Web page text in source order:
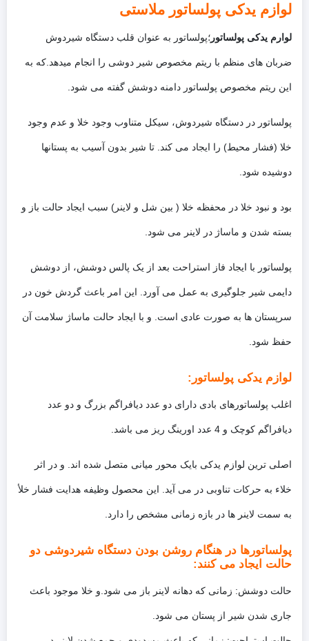
لوازم یدکی پولساتور ملاستی
لوارم یدکی پولساتور ؛پولساتور به عنوان قلب دستگاه شیردوش
ضربان های منظم با ریتم مخصوص شیر دوشی را انجام میدهد.که به
این ریتم مخصوص پولساتور دامنه دوشش گفته می شود.
پولساتور در دستگاه شیردوش، سیکل متناوب وجود خلا و عدم وجود
خلا (فشار محیط) را ایجاد می کند. تا شیر بدون آسیب به پستانها
دوشیده شود.
بود و نبود خلا در محفظه خلا ( بین شل و لاینر) سبب ایجاد حالت باز و
بسته شدن و ماساژ در لاینر می شود.
پولساتور با ایجاد فاز استراحت بعد از یک پالس دوشش، از دوشش
دایمی شیر جلوگیری به عمل می آورد. این امر باعث گردش خون در
سرپستان ها به صورت عادی است. و با ایجاد حالت ماساژ سلامت آن
حفظ شود.
لوازم یدکی پولساتور:
اغلب پولساتورهای بادی دارای دو عدد دیافراگم بزرگ و دو عدد
دیافراگم کوچک و 4 عدد اورینگ ریز می باشد.
اصلی ترین لوازم یدکی بایک محور میانی متصل شده اند. و در اثر
خلاء به حرکات تناوبی در می آید. این محصول وظیفه هدایت فشار خلأ
به سمت لاینر ها در بازه زمانی مشخص را دارد.
پولساتورها در هنگام روشن بودن دستگاه شیردوشی دو
حالت ایجاد می کنند:
حالت دوشش: زمانی که دهانه لاینر باز می شود.و خلا موجود باعث
جاری شدن شیر از پستان می شود.